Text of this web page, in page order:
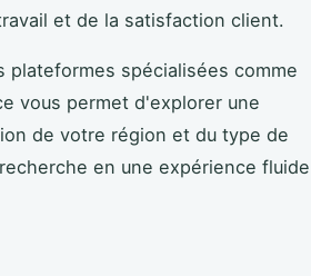
et de la satisfaction client.
spécialisées comme
vous permet d'explorer une
de votre région et du type de
en une expérience fluide